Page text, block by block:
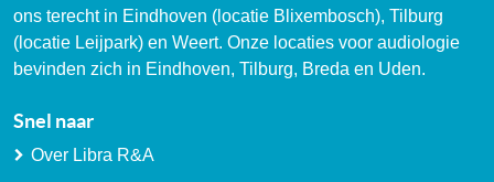
ons terecht in Eindhoven (locatie Blixembosch), Tilburg
(locatie Leijpark) en Weert. Onze locaties voor audiologie
bevinden zich in Eindhoven, Tilburg, Breda en Uden.
Snel naar
Over Libra R&A